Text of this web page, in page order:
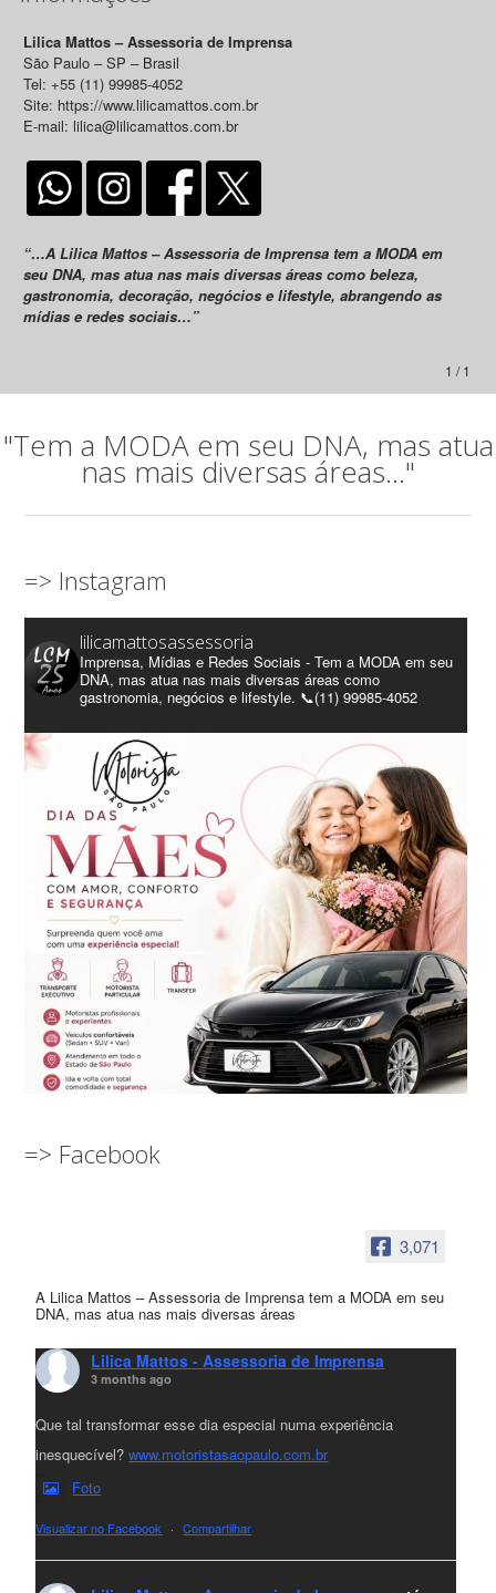
Lilica Mattos – Assessoria de Imprensa
São Paulo – SP – Brasil
Tel: +55 (11) 99985-4052
Site: https://www.lilicamattos.com.br
E-mail: lilica@lilicamattos.com.br
“…A Lilica Mattos – Assessoria de Imprensa tem a MODA em
seu DNA, mas atua nas mais diversas áreas como beleza,
gastronomia, decoração, negócios e lifestyle, abrangendo as
mídias e redes sociais…”
1 / 1
"Tem a MODA em seu DNA, mas atua
nas mais diversas áreas..."
=> Instagram
lilicamattosassessoria
Imprensa, Mídias e Redes Sociais - Tem a MODA em seu
DNA, mas atua nas mais diversas áreas como
gastronomia, negócios e lifestyle. 📞(11) 99985-4052
=> Facebook
3,071
A Lilica Mattos – Assessoria de Imprensa tem a MODA em seu
DNA, mas atua nas mais diversas áreas
Lilica Mattos - Assessoria de Imprensa
3 months ago
Que tal transformar esse dia especial numa experiência
inesquecível?www.motoristasaopaulo.com.br
Foto
Visualizar no Facebook · Compartilhar